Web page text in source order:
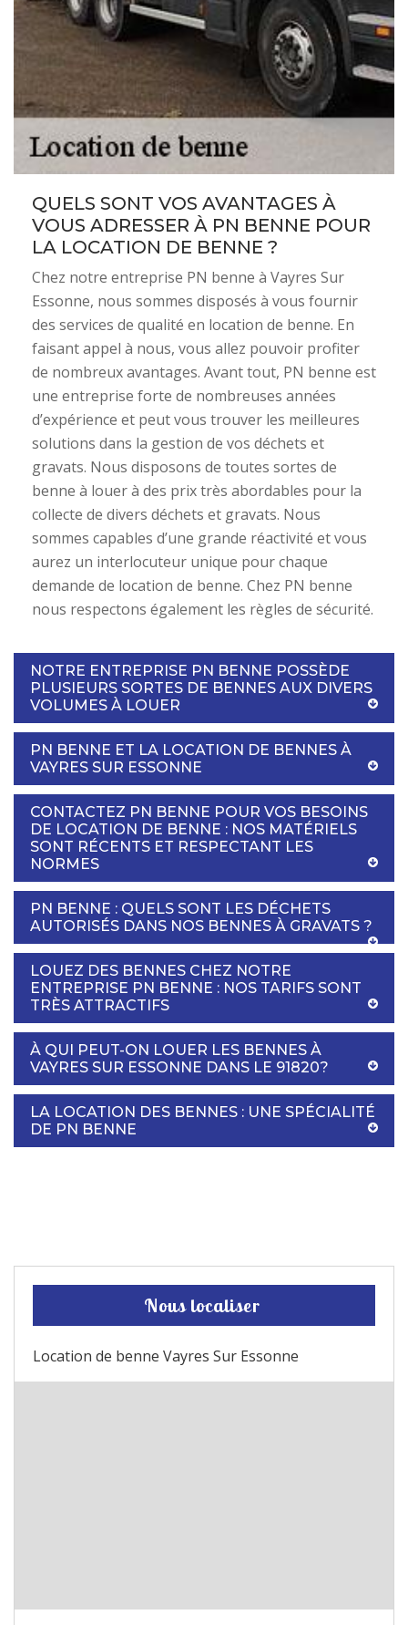
QUELS SONT VOS AVANTAGES À
VOUS ADRESSER À PN BENNE POUR
LA LOCATION DE BENNE ?
Chez notre entreprise PN benne à Vayres Sur
Essonne, nous sommes disposés à vous fournir
des services de qualité en location de benne. En
faisant appel à nous, vous allez pouvoir profiter
de nombreux avantages. Avant tout, PN benne est
une entreprise forte de nombreuses années
d’expérience et peut vous trouver les meilleures
solutions dans la gestion de vos déchets et
gravats. Nous disposons de toutes sortes de
benne à louer à des prix très abordables pour la
collecte de divers déchets et gravats. Nous
sommes capables d’une grande réactivité et vous
aurez un interlocuteur unique pour chaque
demande de location de benne. Chez PN benne
nous respectons également les règles de sécurité.
NOTRE ENTREPRISE PN BENNE POSSÈDE
PLUSIEURS SORTES DE BENNES AUX DIVERS
VOLUMES À LOUER
PN BENNE ET LA LOCATION DE BENNES À
VAYRES SUR ESSONNE
CONTACTEZ PN BENNE POUR VOS BESOINS
DE LOCATION DE BENNE : NOS MATÉRIELS
SONT RÉCENTS ET RESPECTANT LES
NORMES
PN BENNE : QUELS SONT LES DÉCHETS
AUTORISÉS DANS NOS BENNES À GRAVATS ?
LOUEZ DES BENNES CHEZ NOTRE
ENTREPRISE PN BENNE : NOS TARIFS SONT
TRÈS ATTRACTIFS
À QUI PEUT-ON LOUER LES BENNES À
VAYRES SUR ESSONNE DANS LE 91820?
LA LOCATION DES BENNES : UNE SPÉCIALITÉ
DE PN BENNE
Nous localiser
Location de benne Vayres Sur Essonne